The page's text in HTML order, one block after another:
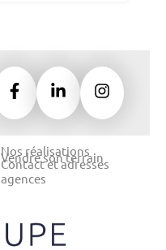
Nos réalisations
Vendre son terrain
Contact et adresses
agences